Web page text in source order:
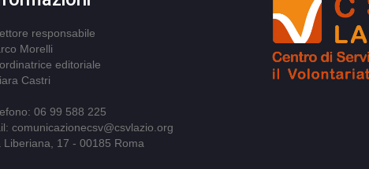
responsabile
Morelli
editoriale
Castri
06 99 588 225
comunicazionecsv@csvlazio.org
Liberiana, 17 - 00185 Roma